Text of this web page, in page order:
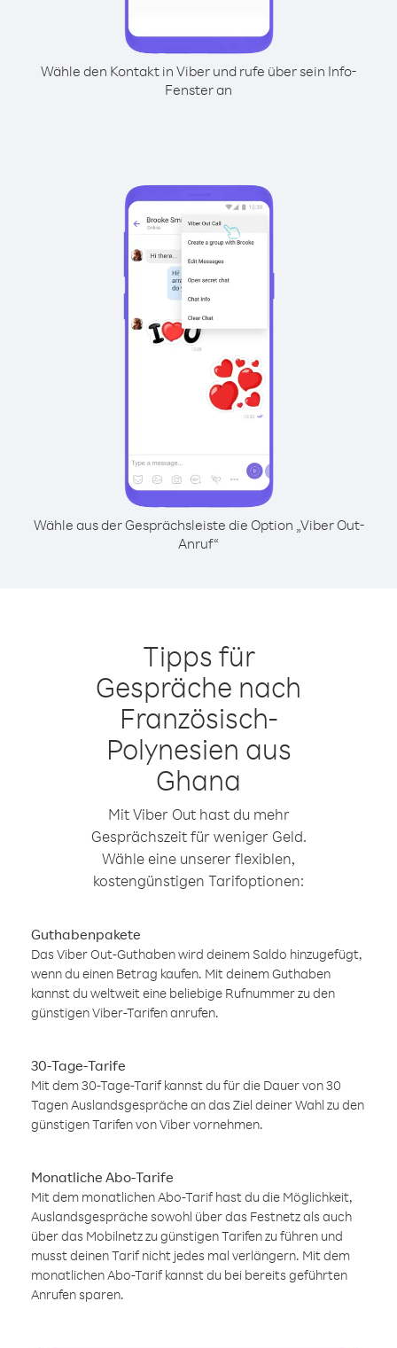
Wähle den Kontakt in Viber und rufe über sein Info-
Fenster an
Wähle aus der Gesprächsleiste die Option „Viber Out-
Anruf“
Tipps für
Gespräche nach
Französisch-
Polynesien aus
Ghana
Mit Viber Out hast du mehr
Gesprächszeit für weniger Geld.
Wähle eine unserer flexiblen,
kostengünstigen Tarifoptionen:
Guthabenpakete
Das Viber Out-Guthaben wird deinem Saldo hinzugefügt,
wenn du einen Betrag kaufen. Mit deinem Guthaben
kannst du weltweit eine beliebige Rufnummer zu den
günstigen Viber-Tarifen anrufen.
30-Tage-Tarife
Mit dem 30-Tage-Tarif kannst du für die Dauer von 30
Tagen Auslandsgespräche an das Ziel deiner Wahl zu den
günstigen Tarifen von Viber vornehmen.
Monatliche Abo-Tarife
Mit dem monatlichen Abo-Tarif hast du die Möglichkeit,
Auslandsgespräche sowohl über das Festnetz als auch
über das Mobilnetz zu günstigen Tarifen zu führen und
musst deinen Tarif nicht jedes mal verlängern. Mit dem
monatlichen Abo-Tarif kannst du bei bereits geführten
Anrufen sparen.